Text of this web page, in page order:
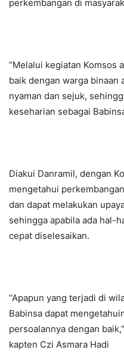
perkembangan di
“Melalui kegiatan Komsos
baik dengan warga binaan
nyaman dan sejuk,
keseharian sebagai
Diakui Danramil, dengan
mengetahui
dan dapat melakukan
sehingga apabila ada hal-
cepat diselesaikan.
“Apapun yang terjadi di
Babinsa dapat
persoalannya dengan
kapten Czi Asmara Hadi